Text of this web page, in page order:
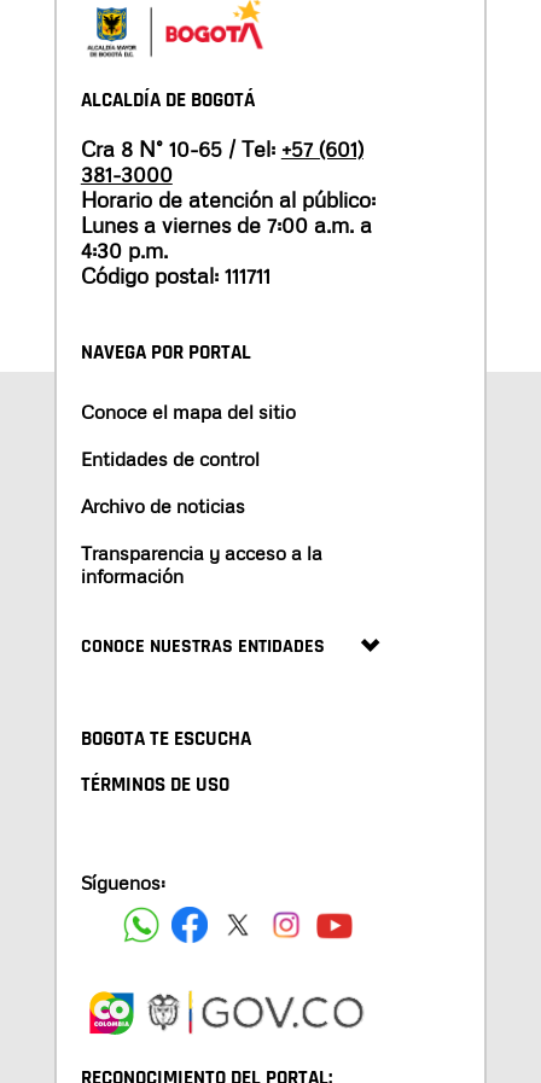
ALCALDÍA DE BOGOTÁ
Cra 8 N° 10-65 / Tel: +57 (601)
381-3000
Horario de atención al público:
Lunes a viernes de 7:00 a.m. a
4:30 p.m.
Código postal: 111711
NAVEGA POR PORTAL
Conoce el mapa del sitio
Entidades de control
Archivo de noticias
Transparencia y acceso a la
información
CONOCE NUESTRAS ENTIDADES
BOGOTA TE ESCUCHA
TÉRMINOS DE USO
Síguenos: